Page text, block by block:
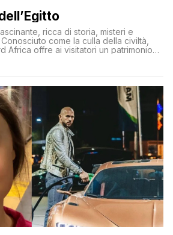
ricca di storia, misteri e
come la culla della civiltà,
Africa offre ai visitatori un patrimonio
Attraverso i millenni, l’Egitto è stato il